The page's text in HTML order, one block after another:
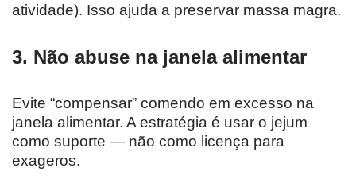
atividade). Isso ajuda a preservar massa magra.
3. Não abuse na janela alimentar
Evite “compensar” comendo em excesso na
janela alimentar. A estratégia é usar o jejum
como suporte — não como licença para
exageros.